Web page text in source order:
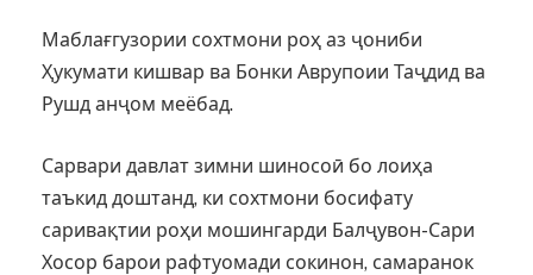
Маблағгузории сохтмони роҳ аз ҷониби
Ҳукумати кишвар ва Бонки Аврупоии Таҷдид ва
Рушд анҷом меёбад.
Сарвари давлат зимни шиносоӣ бо лоиҳа
таъкид доштанд, ки сохтмони босифату
саривақтии роҳи мошингарди Балҷувон-Сари
Хосор барои рафтуомади сокинон, самаранок